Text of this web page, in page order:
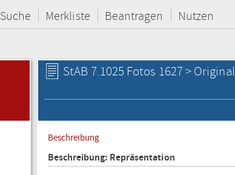
Suche Merkliste Beantragen Nutzen
StAB 7.1025 Fotos 1627 > Original
Beschreibung
Beschreibung: Repräsentation